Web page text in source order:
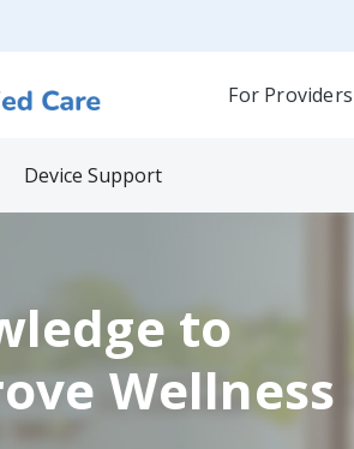
For Providers
Device Support
to
Wellness